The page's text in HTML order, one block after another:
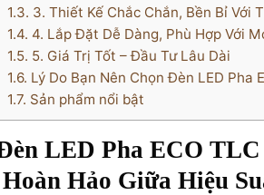
1.3. 3. Thiết Kế Chắc Chắn, Bền Bỉ Với
1.4. 4. Lắp Đặt Dễ Dàng, Phù Hợp Với
1.5. 5. Giá Trị Tốt – Đầu Tư Lâu Dài
1.6. Lý Do Bạn Nên Chọn Đèn LED Pha
1.7. Sản phẩm nổi bật
LED Pha ECO
Hoàn Hảo Giữa Hiệu